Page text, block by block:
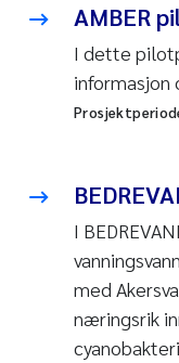
AMBER
I dette
informasjon
I
med
næringsrik